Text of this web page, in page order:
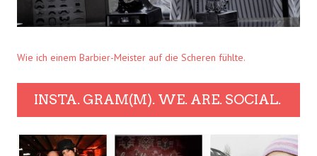
Wie ich einem Barbier-Meister auf die Scheren fühlte.
INSTA. GRAM(M). WE. ARE. SOCIAL.